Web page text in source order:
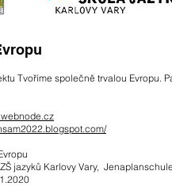
Tvoříme společně trvalou Evropu.
webnode.cz
jazyků Karlovy Vary,